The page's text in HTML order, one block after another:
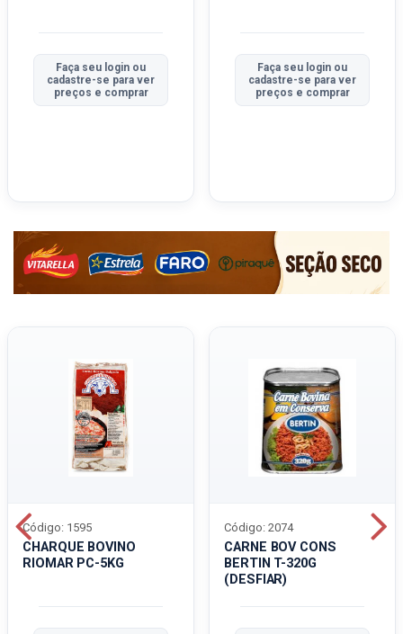
Faça seu login ou
cadastre-se para ver
preços e comprar
Faça seu login ou
cadastre-se para ver
preços e comprar
CHARQUE BOVINO
RIOMAR PC-5KG
Código: 1595
CARNE BOV CONS
BERTIN T-320G
(DESFIAR)
Código: 2074